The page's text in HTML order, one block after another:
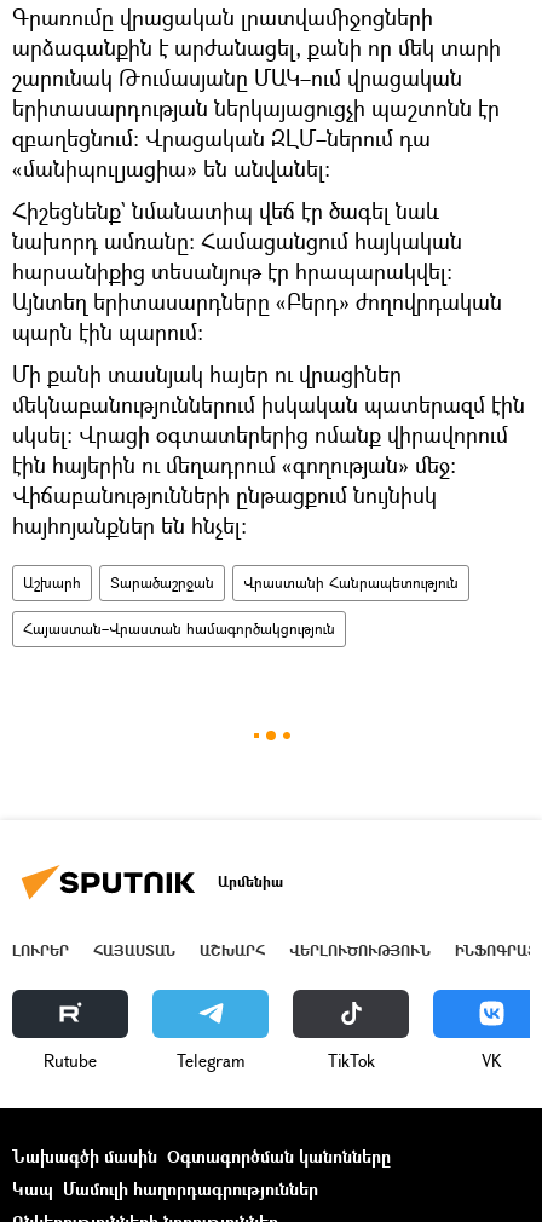
Գրառումը վրացական լրատվամիջոցների
արձագանքին է արժանացել, քանի որ մեկ տարի
շարունակ Թումասյանը ՄԱԿ–ում վրացական
երիտասարդության ներկայացուցչի պաշտոնն էր
զբաղեցնում։ Վրացական ԶԼՄ–ներում դա
«մանիպուլյացիա» են անվանել։
Հիշեցնենք` նմանատիպ վեճ էր ծագել նաև
նախորդ ամռանը։ Համացանցում հայկական
հարսանիքից տեսանյութ էր հրապարակվել։
Այնտեղ երիտասարդները «Բերդ» ժողովրդական
պարն էին պարում։
Մի քանի տասնյակ հայեր ու վրացիներ
մեկնաբանություններում իսկական պատերազմ էին
սկսել։ Վրացի օգտատերերից ոմանք վիրավորում
էին հայերին ու մեղադրում «գողության» մեջ։
Վիճաբանությունների ընթացքում նույնիսկ
հայհոյանքներ են հնչել։
Աշխարհ Տարածաշրջան Վրաստանի Հանրապետություն
Հայաստան–Վրաստան համագործակցություն
Արմենիա
ԼՈՒՐԵՐ ՀԱՅԱՍՏԱՆ ԱՇԽԱՐՀ ՎԵՐԼՈՒԾՈՒԹՅՈՒՆ
Rutube Telegram ТikТоk VK
Նախագծի մասին Օգտագործման կանոնները
Կապ Մամուլի հաղորդագրություններ